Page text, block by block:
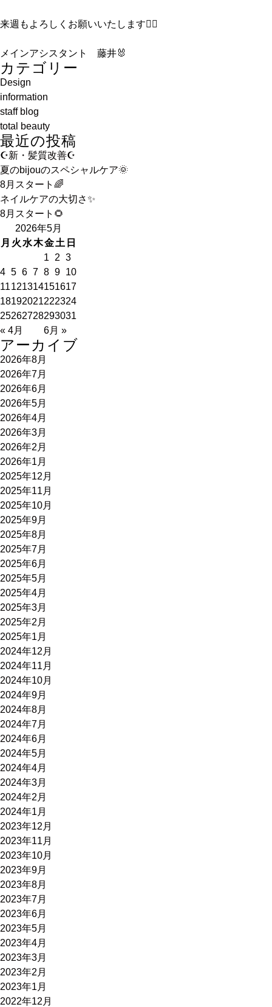
来週もよろしくお願いいたします🙇‍♀️
メインアシスタント 藤井🐰
カテゴリー
Design
information
staff blog
total beauty
最近の投稿
☪️新・髪質改善☪️
夏のbijouのスペシャルケア🌞
8月スタート🌈
ネイルケアの大切さ✨
8月スタート🌻
2026年5月
月 火 水木金土 日
« 4月 6月 »
1 2 3
4 5 6 7 8 9 10
11121314151617
18192021222324
25262728293031
アーカイブ
2026年8月
2026年7月
2026年6月
2026年5月
2026年4月
2026年3月
2026年2月
2026年1月
2025年12月
2025年11月
2025年10月
2025年9月
2025年8月
2025年7月
2025年6月
2025年5月
2025年4月
2025年3月
2025年2月
2025年1月
2024年12月
2024年11月
2024年10月
2024年9月
2024年8月
2024年7月
2024年6月
2024年5月
2024年4月
2024年3月
2024年2月
2024年1月
2023年12月
2023年11月
2023年10月
2023年9月
2023年8月
2023年7月
2023年6月
2023年5月
2023年4月
2023年3月
2023年2月
2023年1月
2022年12月